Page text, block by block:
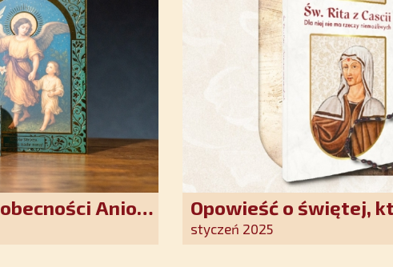
Anioła
Opowieść o świętej,
oddania się Bogu.
styczeń 2025